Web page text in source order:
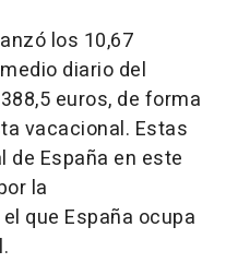
los 10,67
diario del
euros, de forma
vacacional. Estas
España en este
la
que España ocupa